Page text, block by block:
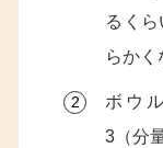
るく
らかく
ボウ
3（分